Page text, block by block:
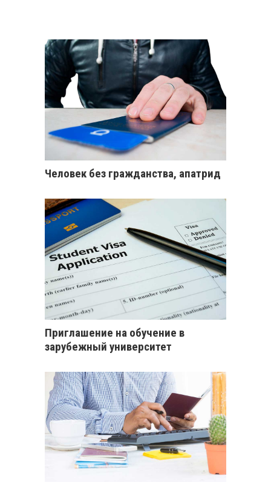
Человек без гражданства, апатрид
Приглашение на обучение в
зарубежный университет